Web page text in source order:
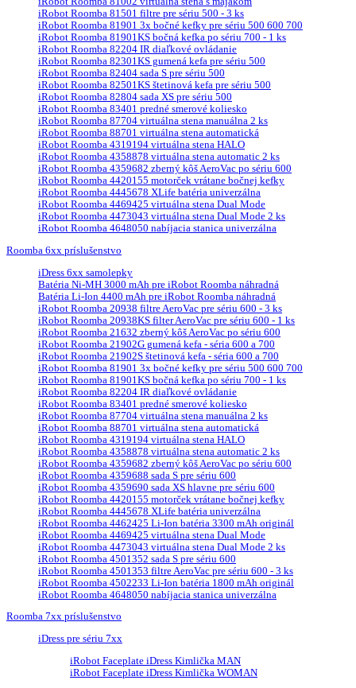
iRobot Roomba 81501 filtre pre sériu 500 - 3 ks
iRobot Roomba 81901 3x bočné kefky pre sériu 500 600 700
iRobot Roomba 81901KS bočná kefka po sériu 700 - 1 ks
iRobot Roomba 82204 IR diaľkové ovládanie
iRobot Roomba 82301KS gumená kefa pre sériu 500
iRobot Roomba 82404 sada S pre sériu 500
iRobot Roomba 82501KS štetinová kefa pre sériu 500
iRobot Roomba 82804 sada XS pre sériu 500
iRobot Roomba 83401 predné smerové koliesko
iRobot Roomba 87704 virtuálna stena manuálna 2 ks
iRobot Roomba 88701 virtuálna stena automatická
iRobot Roomba 4319194 virtuálna stena HALO
iRobot Roomba 4358878 virtuálna stena automatic 2 ks
iRobot Roomba 4359682 zberný kôš AeroVac po sériu 600
iRobot Roomba 4420155 motorček vrátane bočnej kefky
iRobot Roomba 4445678 XLife batéria univerzálna
iRobot Roomba 4469425 virtuálna stena Dual Mode
iRobot Roomba 4473043 virtuálna stena Dual Mode 2 ks
iRobot Roomba 4648050 nabíjacia stanica univerzálna
Roomba 6xx príslušenstvo
iDress 6xx samolepky
Batéria Ni-MH 3000 mAh pre iRobot Roomba náhradná
Batéria Li-Ion 4400 mAh pre iRobot Roomba náhradná
iRobot Roomba 20938 filtre AeroVac pre sériu 600 - 3 ks
iRobot Roomba 20938KS filter AeroVac pre sériu 600 - 1 ks
iRobot Roomba 21632 zberný kôš AeroVac po sériu 600
iRobot Roomba 21902G gumená kefa - séria 600 a 700
iRobot Roomba 21902S štetinová kefa - séria 600 a 700
iRobot Roomba 81901 3x bočné kefky pre sériu 500 600 700
iRobot Roomba 81901KS bočná kefka po sériu 700 - 1 ks
iRobot Roomba 82204 IR diaľkové ovládanie
iRobot Roomba 83401 predné smerové koliesko
iRobot Roomba 87704 virtuálna stena manuálna 2 ks
iRobot Roomba 88701 virtuálna stena automatická
iRobot Roomba 4319194 virtuálna stena HALO
iRobot Roomba 4358878 virtuálna stena automatic 2 ks
iRobot Roomba 4359682 zberný kôš AeroVac po sériu 600
iRobot Roomba 4359688 sada S pre sériu 600
iRobot Roomba 4359690 sada XS hlavne pre sériu 600
iRobot Roomba 4420155 motorček vrátane bočnej kefky
iRobot Roomba 4445678 XLife batéria univerzálna
iRobot Roomba 4462425 Li-Ion batéria 3300 mAh originál
iRobot Roomba 4469425 virtuálna stena Dual Mode
iRobot Roomba 4473043 virtuálna stena Dual Mode 2 ks
iRobot Roomba 4501352 sada S pre sériu 600
iRobot Roomba 4501353 filtre AeroVac pre sériu 600 - 3 ks
iRobot Roomba 4502233 Li-Ion batéria 1800 mAh originál
iRobot Roomba 4648050 nabíjacia stanica univerzálna
Roomba 7xx príslušenstvo
iDress pre sériu 7xx
iRobot Faceplate iDress Kimlička MAN
iRobot Faceplate iDress Kimlička WOMAN